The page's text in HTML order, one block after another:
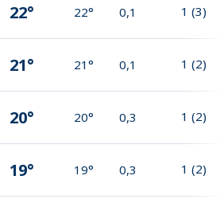
22° 22° 0,1 1 (3)
21° 21° 0,1 1 (2)
20° 20° 0,3 1 (2)
19° 19° 0,3 1 (2)